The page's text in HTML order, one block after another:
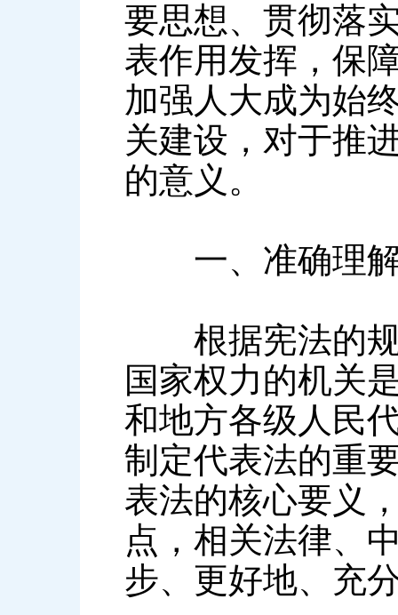
要思想、贯彻落
表作用发挥，保
加强人大成为始
关建设，对于推
的意义。
一、准确理解
根据宪法的规
国家权力的机关
和地方各级人民
制定代表法的重
表法的核心要义
点，相关法律、
步、更好地、充